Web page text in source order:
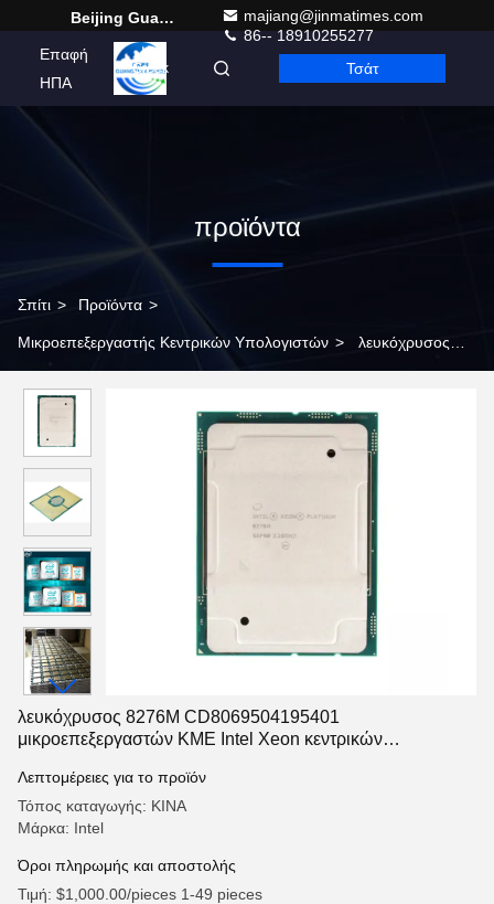
Beijing Guangtian Runze Technology Co., Ltd.
majiang@jinmatimes.com
86-- 18910255277
Επαφή
ΗΠΑ
Greek Τσάτ
προϊόντα
Σπίτι > Προϊόντα >
Μικροεπεξεργαστής Κεντρικών Υπολογιστών > λευκόχρυσος
κεντρικών υπολογιστών 2200MHz SRF98 165W
λευκόχρυσος 8276M CD8069504195401
μικροεπεξεργαστών ΚΜΕ Intel Xeon κεντρικών
Λεπτομέρειες για το προϊόν
Τόπος καταγωγής: ΚΙΝΑ
Μάρκα: Intel
Όροι πληρωμής και αποστολής
Τιμή: $1,000.00/pieces 1-49 pieces